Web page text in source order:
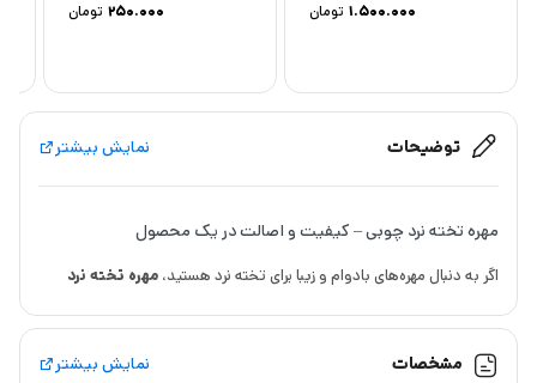
تومان 1.500.000 تومان 250.000
توضیحات نمایش بیشتر
مهره تخته نرد چوبی – کیفیت و اصالت در یک محصول
اگر به دنبال مهره‌های بادوام و زیبا برای تخته نرد هستید، مهره تخته نرد
چوبیانتخابی ایده‌آل است. این مهره‌ها با قطر 16 میلیمترطراحی شده‌اند و
برای تخته‌های 30 سانتی‌متری
مشخصات نمایش بیشتر